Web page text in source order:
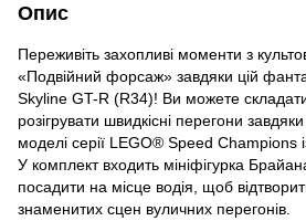
Опис
Переживіть захопливі моменти з
«Подвійний форсаж» завдяки цій
Skyline GT-R (R34)! Ви можете
розігрувати швидкісні перегони
моделі серії LEGO® Speed Champions
У комплект входить мініфігурка
посадити на місце водія, щоб
знаменитих сцен вуличних перегонів.